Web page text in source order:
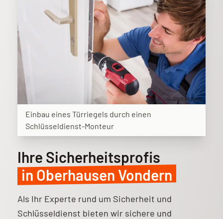
© Shutterstock
Einbau eines Türriegels durch einen
Schlüsseldienst-Monteur
Ihre Sicherheitsprofis
in Oberhausen Vondern
Als Ihr Experte rund um Sicherheit und
Schlüsseldienst bieten wir sichere und